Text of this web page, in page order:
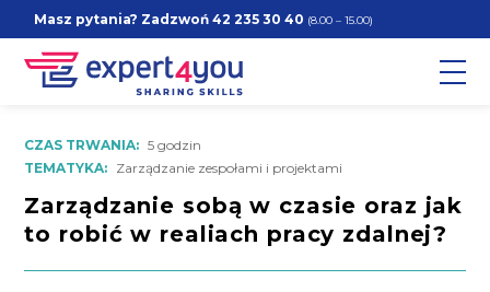
Masz pytania? Zadzwoń42 235 30 40 (8.00 – 15.00)
CZAS TRWANIA: 5 godzin
TEMATYKA: Zarządzanie zespołami i projektami
Zarządzanie sobą w czasie oraz jak
to robić w realiach pracy zdalnej?